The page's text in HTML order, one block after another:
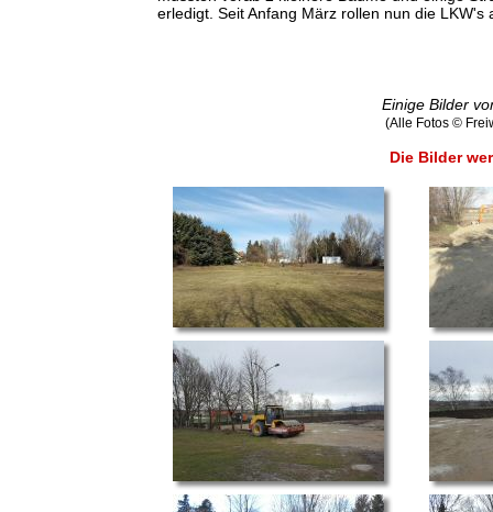
erledigt. Seit Anfang März rollen nun die
Einige Bilder
(Alle Fotos ©
Die Bilder